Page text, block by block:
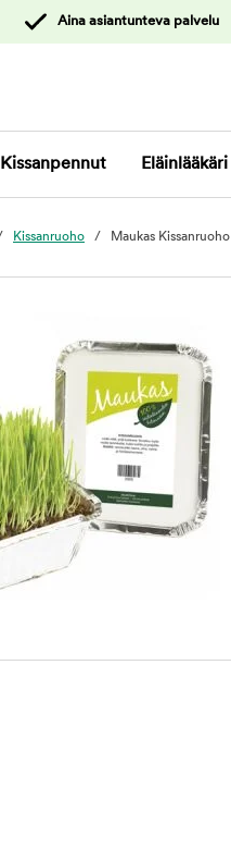
Aina asiantunteva palvelu
Kissanpennut Eläinlääkäri
Kissanruoho Maukas Kissanruoho